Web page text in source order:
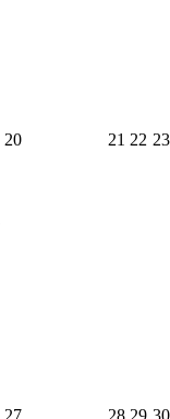
20 21 22 23